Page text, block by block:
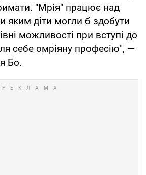
"Мрія" працює над
яким діти могли б здобути
можливості при вступі до
себе омріяну професію", —
Бо.